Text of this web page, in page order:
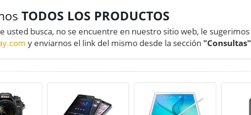
TODOS LOS PRODUCTOS
usted busca, no se encuentre en nuestro sitio web, le sugerimos
y enviarnos el link del mismo desde la sección "Consultas"